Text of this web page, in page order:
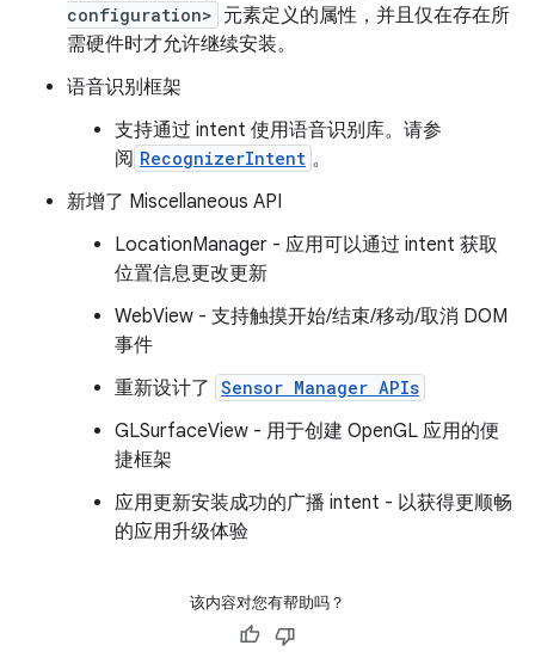
configuration> 元素定义的属性，并且仅在存在所
需硬件时才允许继续安装。
语音识别框架
支持通过 intent 使用语音识别库。请参
阅 RecognizerIntent 。
新增了 Miscellaneous API
LocationManager - 应用可以通过 intent 获取
位置信息更改更新
WebView - 支持触摸开始/结束/移动/取消 DOM
事件
重新设计了 Sensor Manager APIs
GLSurfaceView - 用于创建 OpenGL 应用的便
捷框架
应用更新安装成功的广播 intent - 以获得更顺畅
的应用升级体验
该内容对您有帮助吗？